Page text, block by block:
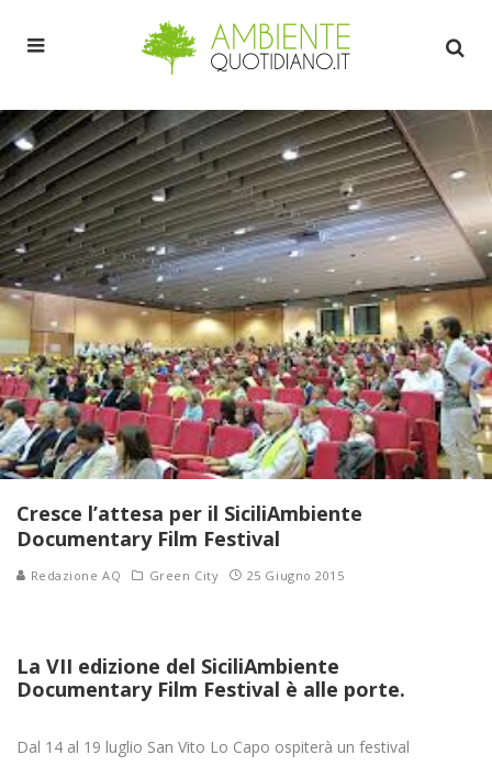
Cresce l’attesa per il SiciliAmbiente
Documentary Film Festival
Redazione AQ Green City 25 Giugno 2015
La VII edizione del SiciliAmbiente
Documentary Film Festival è alle porte.
Dal 14 al 19 luglio San Vito Lo Capo ospiterà un festival